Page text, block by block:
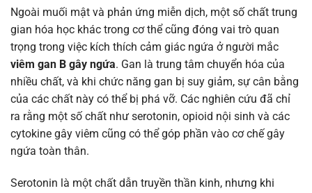
Ngoài muối mật và phản ứng miễn dịch, một số chất trung
gian hóa học khác trong cơ thể cũng đóng vai trò quan
trọng trong việc kích thích cảm giác ngứa ở người mắc
viêm gan B gây ngứa. Gan là trung tâm chuyển hóa của
nhiều chất, và khi chức năng gan bị suy giảm, sự cân bằng
của các chất này có thể bị phá vỡ. Các nghiên cứu đã chỉ
ra rằng một số chất như serotonin, opioid nội sinh và các
cytokine gây viêm cũng có thể góp phần vào cơ chế gây
ngứa toàn thân.
Serotonin là một chất dẫn truyền thần kinh, nhưng khi